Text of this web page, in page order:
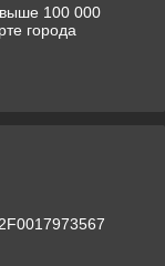
100 000
города